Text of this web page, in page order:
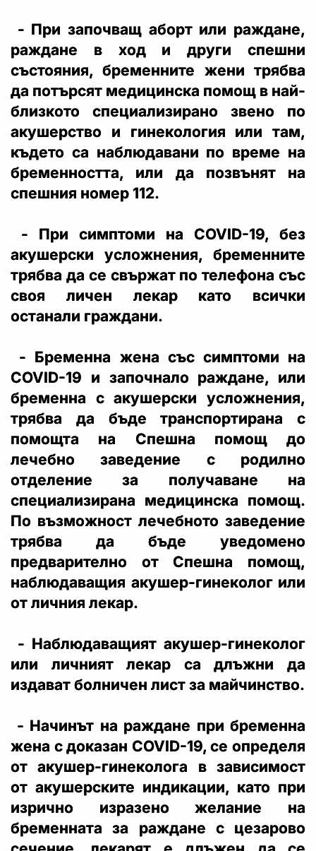
- При започващ аборт или раждане,
раждане в ход и други спешни
състояния, бременните жени трябва
да потърсят медицинска помощ в най-
близкото специализирано звено по
акушерство и гинекология или там,
където са наблюдавани по време на
бременността, или да позвънят на
спешния номер 112.
- При симптоми на COVID-19, без
акушерски усложнения, бременните
трябва да се свържат по телефона със
своя личен лекар като всички
останали граждани.
- Бременна жена със симптоми на
COVID-19 и започнало раждане, или
бременна с акушерски усложнения,
трябва да бъде транспортирана с
помощта на Спешна помощ до
лечебно заведение с родилно
отделение за получаване на
специализирана медицинска помощ.
По възможност лечебното заведение
трябва да бъде уведомено
предварително от Спешна помощ,
наблюдаващия акушер-гинеколог или
от личния лекар.
- Наблюдаващият акушер-гинеколог
или личният лекар са длъжни да
издават болничен лист за майчинство.
- Начинът на раждане при бременна
жена с доказан COVID-19, се определя
от акушер-гинеколога в зависимост
от акушерските индикации, като при
изрично изразено желание на
бременната за раждане с цезарово